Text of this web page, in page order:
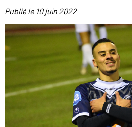
Publié le 10 juin 2022